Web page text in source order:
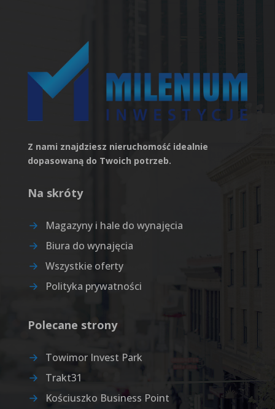
Z nami znajdziesz nieruchomość idealnie
dopasowaną do Twoich potrzeb.
Na skróty
Magazyny i hale do wynajęcia
Biura do wynajęcia
Wszystkie oferty
Polityka prywatności
Polecane strony
Towimor Invest Park
Trakt31
Kościuszko Business Point